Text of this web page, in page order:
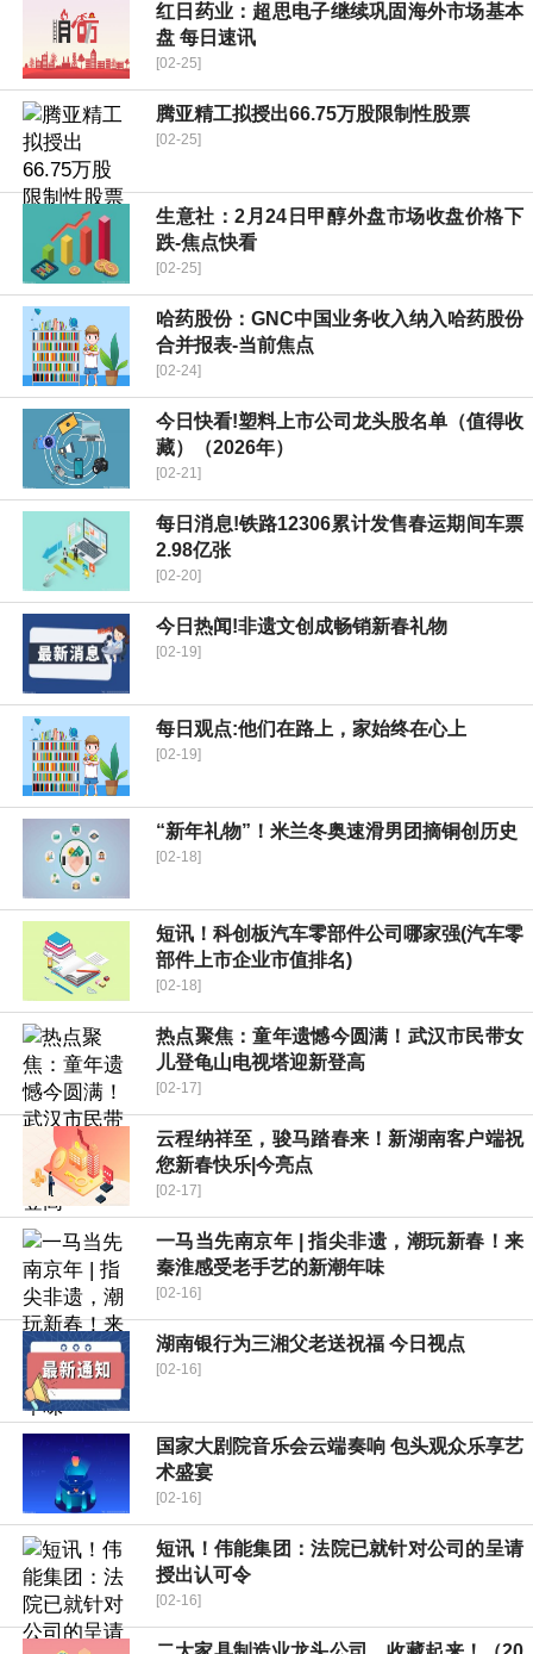
红日药业：超思电子继续巩固海外市场基本
盘 每日速讯
[02-25]
腾亚精工拟授出66.75万股限制性股票
[02-25]
生意社：2月24日甲醇外盘市场收盘价格下
跌-焦点快看
[02-25]
哈药股份：GNC中国业务收入纳入哈药股份
合并报表-当前焦点
[02-24]
今日快看!塑料上市公司龙头股名单（值得收
藏）（2026年）
[02-21]
每日消息!铁路12306累计发售春运期间车票
2.98亿张
[02-20]
今日热闻!非遗文创成畅销新春礼物
[02-19]
每日观点:他们在路上，家始终在心上
[02-19]
“新年礼物”！米兰冬奥速滑男团摘铜创历史
[02-18]
短讯！科创板汽车零部件公司哪家强(汽车零
部件上市企业市值排名)
[02-18]
热点聚焦：童年遗憾今圆满！武汉市民带女
儿登龟山电视塔迎新登高
[02-17]
云程纳祥至，骏马踏春来！新湖南客户端祝
您新春快乐|今亮点
[02-17]
一马当先南京年 | 指尖非遗，潮玩新春！来
秦淮感受老手艺的新潮年味
[02-16]
湖南银行为三湘父老送祝福 今日视点
[02-16]
国家大剧院音乐会云端奏响 包头观众乐享艺
术盛宴
[02-16]
短讯！伟能集团：法院已就针对公司的呈请
授出认可令
[02-16]